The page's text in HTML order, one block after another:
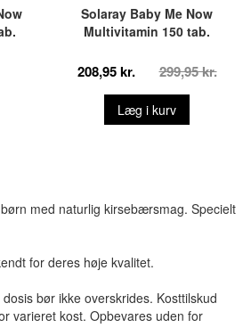
Solaray Baby Me Now
Multivitamin 150 tab.
208,95 kr. 299,95 kr.
Læg i kurv
med naturlig kirsebærsmag. Specielt
for deres høje kvalitet.
bør ikke overskrides. Kosttilskud
varieret kost. Opbevares uden for